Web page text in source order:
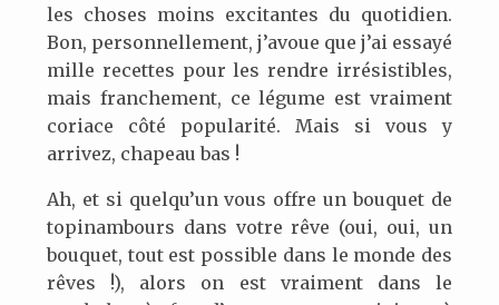
les choses moins excitantes du quotidien.
Bon, personnellement, j’avoue que j’ai essayé
mille recettes pour les rendre irrésistibles,
mais franchement, ce légume est vraiment
coriace côté popularité. Mais si vous y
arrivez, chapeau bas !
Ah, et si quelqu’un vous offre un bouquet de
topinambours dans votre rêve (oui, oui, un
bouquet, tout est possible dans le monde des
rêves !), alors on est vraiment dans le